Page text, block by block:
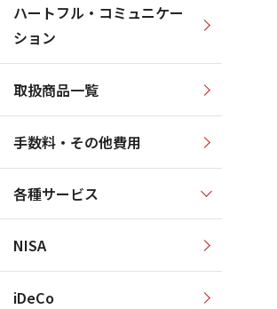
ハートフル・コミュニケー
ション
取扱商品一覧
手数料・その他費用
各種サービス
NISA
iDeCo